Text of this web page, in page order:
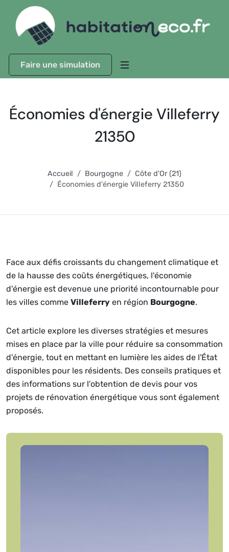
Faire une simulation
Économies d'énergie Villeferry
21350
Accueil Bourgogne
Côte d'Or (21)
Économies d'énergie Villeferry 21350
Face aux défis croissants du changement climatique et
de la hausse des coûts énergétiques, l'économie
d'énergie est devenue une priorité incontournable pour
les villes comme Villeferry en région Bourgogne.
Cet article explore les diverses stratégies et mesures
mises en place par la ville pour réduire sa consommation
d'énergie, tout en mettant en lumière les aides de l'État
disponibles pour les résidents. Des conseils pratiques et
des informations sur l'obtention de devis pour vos
projets de rénovation énergétique vous sont également
proposés.